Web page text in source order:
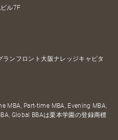
ル7F
ンフロント大阪ナレッジキャピタ
MBA, Part-time MBA, Evening MBA,
Global BBAは栗本学園の登録商標